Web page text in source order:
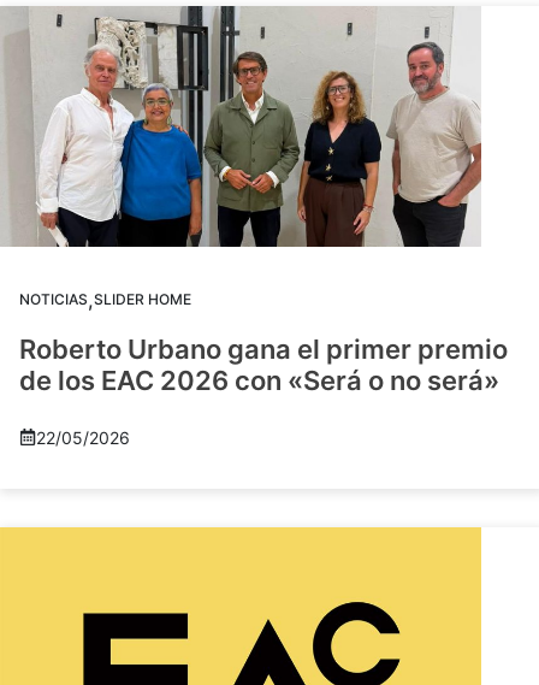
NOTICIAS,SLIDER HOME
Roberto Urbano gana el primer premio
de los EAC 2026 con «Será o no será»
22/05/2026